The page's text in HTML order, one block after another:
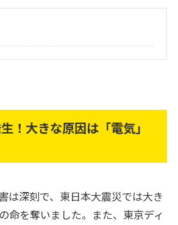
！大きな原因は「電気」
は深刻で、東日本大震災では大き
命を奪いました。また、東京ディ